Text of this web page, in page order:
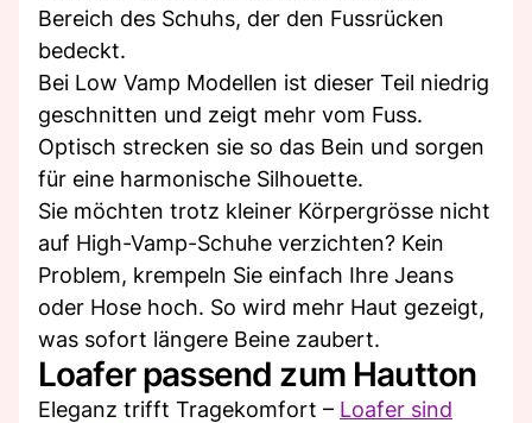
Bereich des Schuhs, der den Fussrücken
bedeckt.
Bei Low Vamp Modellen ist dieser Teil niedrig
geschnitten und zeigt mehr vom Fuss.
Optisch strecken sie so das Bein und sorgen
für eine harmonische Silhouette.
Sie möchten trotz kleiner Körpergrösse nicht
auf High-Vamp-Schuhe verzichten? Kein
Problem, krempeln Sie einfach Ihre Jeans
oder Hose hoch. So wird mehr Haut gezeigt,
was sofort längere Beine zaubert.
Loafer passend zum Hautton
Eleganz trifft Tragekomfort – Loafer sind